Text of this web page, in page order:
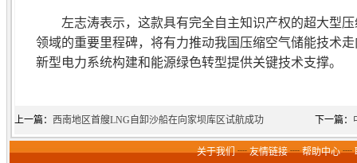
左志涛表示，这款具有完全自主知识产权的超大型压
领域的重要里程碑，将有力推动我国压缩空气储能技术
新型电力系统构建和能源绿色转型提供关键技术支撑。
上一篇： 西南地区首艘LNG自卸沙船在向家坝库区试航成功 下一篇：
关于我们┈友情链接┈帮助中心┈